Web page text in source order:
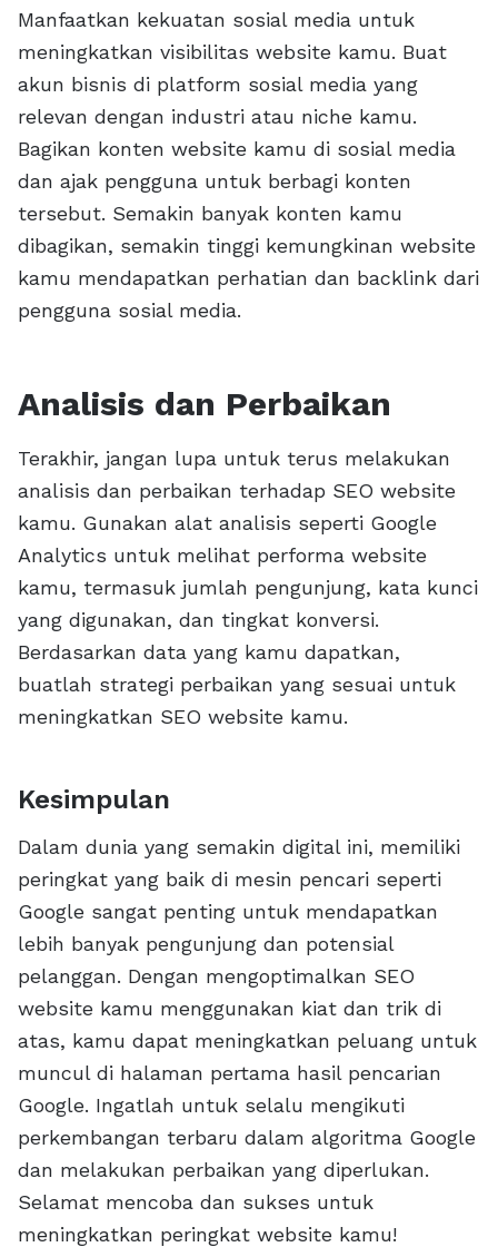
Manfaatkan kekuatan sosial media untuk
meningkatkan visibilitas website kamu. Buat
akun bisnis di platform sosial media yang
relevan dengan industri atau niche kamu.
Bagikan konten website kamu di sosial media
dan ajak pengguna untuk berbagi konten
tersebut. Semakin banyak konten kamu
dibagikan, semakin tinggi kemungkinan website
kamu mendapatkan perhatian dan backlink dari
pengguna sosial media.
Analisis dan Perbaikan
Terakhir, jangan lupa untuk terus melakukan
analisis dan perbaikan terhadap SEO website
kamu. Gunakan alat analisis seperti Google
Analytics untuk melihat performa website
kamu, termasuk jumlah pengunjung, kata kunci
yang digunakan, dan tingkat konversi.
Berdasarkan data yang kamu dapatkan,
buatlah strategi perbaikan yang sesuai untuk
meningkatkan SEO website kamu.
Kesimpulan
Dalam dunia yang semakin digital ini, memiliki
peringkat yang baik di mesin pencari seperti
Google sangat penting untuk mendapatkan
lebih banyak pengunjung dan potensial
pelanggan. Dengan mengoptimalkan SEO
website kamu menggunakan kiat dan trik di
atas, kamu dapat meningkatkan peluang untuk
muncul di halaman pertama hasil pencarian
Google. Ingatlah untuk selalu mengikuti
perkembangan terbaru dalam algoritma Google
dan melakukan perbaikan yang diperlukan.
Selamat mencoba dan sukses untuk
meningkatkan peringkat website kamu!